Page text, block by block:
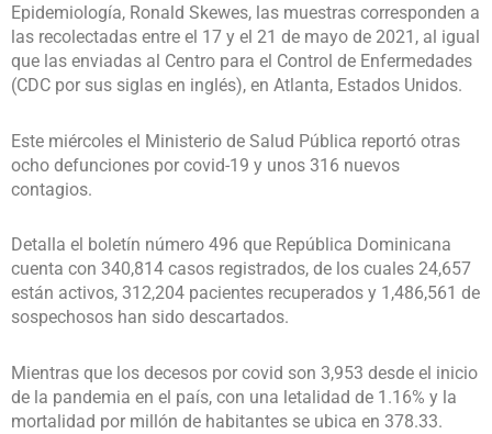
Epidemiología, Ronald Skewes, las muestras corresponden a
las recolectadas entre el 17 y el 21 de mayo de 2021, al igual
que las enviadas al Centro para el Control de Enfermedades
(CDC por sus siglas en inglés), en Atlanta, Estados Unidos.
Este miércoles el Ministerio de Salud Pública reportó otras
ocho defunciones por covid-19 y unos 316 nuevos
contagios.
Detalla el boletín número 496 que República Dominicana
cuenta con 340,814 casos registrados, de los cuales 24,657
están activos, 312,204 pacientes recuperados y 1,486,561 de
sospechosos han sido descartados.
Mientras que los decesos por covid son 3,953 desde el inicio
de la pandemia en el país, con una letalidad de 1.16% y la
mortalidad por millón de habitantes se ubica en 378.33.